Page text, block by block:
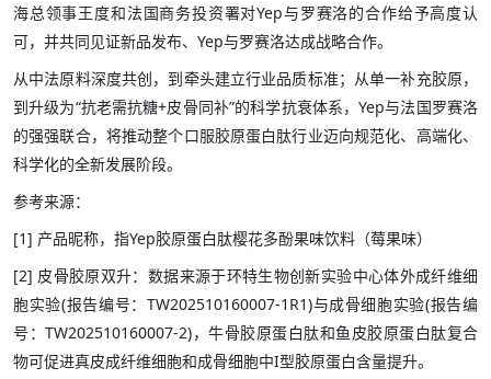
海总领事王度和法国商务投资署对Yep与罗赛洛的合作给予高度认
可，并共同见证新品发布、Yep与罗赛洛达成战略合作。
从中法原料深度共创，到牵头建立行业品质标准；从单一补充胶原，
到升级为“抗老需抗糖+皮骨同补”的科学抗衰体系，Yep与法国罗赛洛
的强强联合，将推动整个口服胶原蛋白肽行业迈向规范化、高端化、
科学化的全新发展阶段。
参考来源：
[1] 产品昵称，指Yep胶原蛋白肽樱花多酚果味饮料（莓果味）
[2] 皮骨胶原双升：数据来源于环特生物创新实验中心体外成纤维细
胞实验(报告编号：TW202510160007-1R1)与成骨细胞实验(报告编
号：TW202510160007-2)，牛骨胶原蛋白肽和鱼皮胶原蛋白肽复合
物可促进真皮成纤维细胞和成骨细胞中I型胶原蛋白含量提升。